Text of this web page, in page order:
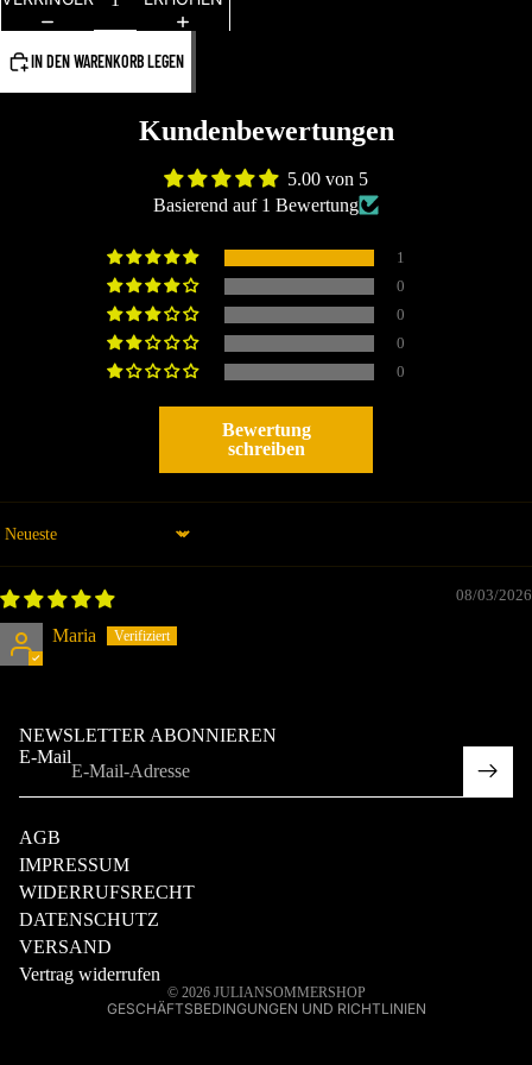
IN DEN WARENKORB LEGEN
Kundenbewertungen
5.00 von 5
Basierend auf 1 Bewertung
1
0
0
0
0
Bewertung
schreiben
Sort by
08/03/2026
Maria
NEWSLETTER ABONNIEREN
E-Mail
AGB
IMPRESSUM
WIDERRUFSRECHT
DATENSCHUTZ
VERSAND
Vertrag widerrufen
© 2026 JULIANSOMMERSHOP
GESCHÄFTSBEDINGUNGEN UND RICHTLINIEN